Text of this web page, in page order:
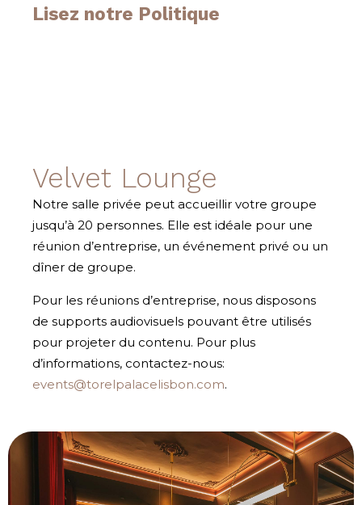
Lisez notre Politique
Velvet Lounge
Notre salle privée peut accueillir votre groupe
jusqu’à 20 personnes. Elle est idéale pour une
réunion d’entreprise, un événement privé ou un
dîner de groupe.
Pour les réunions d’entreprise, nous disposons
de supports audiovisuels pouvant être utilisés
pour projeter du contenu. Pour plus
d’informations, contactez-nous:
events@torelpalacelisbon.com.